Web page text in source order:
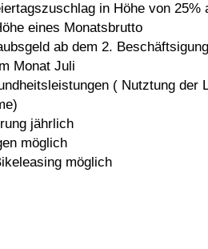
in Höhe von 25%
eines Monatsbrutto
ab dem 2.
Monat Juli
( Nutztung der
jährlich
möglich
möglich